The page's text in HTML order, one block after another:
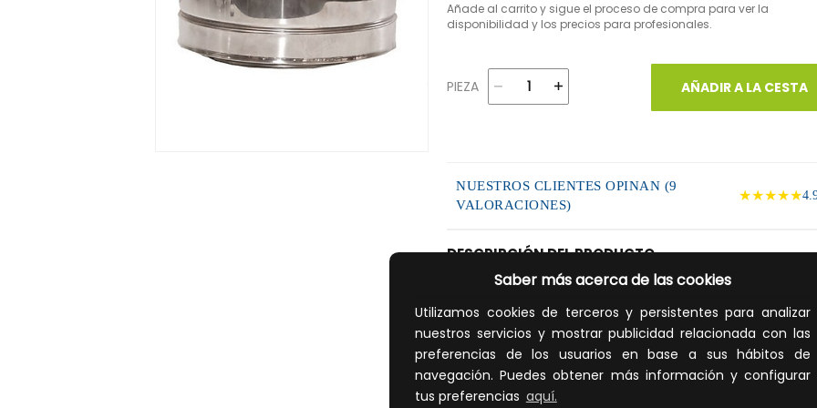
Saber más acerca de las cookies
Utilizamos cookies de terceros y persistentes para analizar
nuestros servicios y mostrar publicidad relacionada con las
preferencias de los usuarios en base a sus hábitos de
navegación. Puedes obtener más información y configurar
tus preferencias aquí.
Añade al carrito y sigue el proceso de compra para ver la
disponibilidad y los precios para profesionales.
PIEZA AÑADIR A LA CESTA
NUESTROS CLIENTES OPINAN (9
VALORACIONES)
★★★★★
DESCRIPCIÓN DEL PRODUCTO
pared aislado con junta de estanqueidad opcional. El DW
Pellets está indicado para estufas de pellets e instalación
exterior del conducto. Optimización del tiro: El aislamiento
del DW Pellets permite tiro óptimo y estable en el
Acabado: El Dinak DW se puede lacar en cualquier color de
gama RAL.